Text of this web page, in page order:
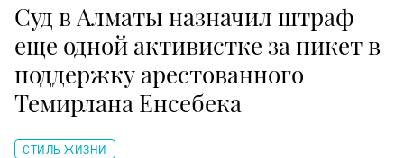
Суд в Алматы назначил штраф
еще одной активистке за пикет в
поддержку арестованного
Темирлана Енсебека
СТИЛЬ ЖИЗНИ